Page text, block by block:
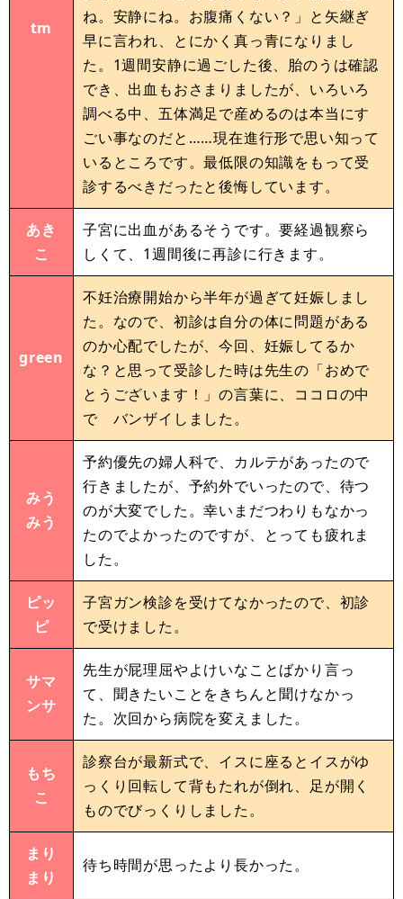
tm
ね。安静にね。お腹痛くない？」と矢継ぎ
早に言われ、とにかく真っ青になりまし
た。1週間安静に過ごした後、胎のうは確認
でき、出血もおさまりましたが、いろいろ
調べる中、五体満足で産めるのは本当にす
ごい事なのだと……現在進行形で思い知って
いるところです。最低限の知識をもって受
診するべきだったと後悔しています。
あき
こ
子宮に出血があるそうです。要経過観察ら
しくて、1週間後に再診に行きます。
green
不妊治療開始から半年が過ぎて妊娠しまし
た。なので、初診は自分の体に問題がある
のか心配でしたが、今回、妊娠してるか
な？と思って受診した時は先生の「おめで
とうございます！」の言葉に、ココロの中
で バンザイしました。
みう
みう
予約優先の婦人科で、カルテがあったので
行きましたが、予約外でいったので、待つ
のが大変でした。幸いまだつわりもなかっ
たのでよかったのですが、とっても疲れま
した。
ピッ
ピ
子宮ガン検診を受けてなかったので、初診
で受けました。
サマ
ンサ
先生が屁理屈やよけいなことばかり言っ
て、聞きたいことをきちんと聞けなかっ
た。次回から病院を変えました。
もち
こ
診察台が最新式で、イスに座るとイスがゆ
っくり回転して背もたれが倒れ、足が開く
ものでびっくりしました。
まり
まり
待ち時間が思ったより長かった。